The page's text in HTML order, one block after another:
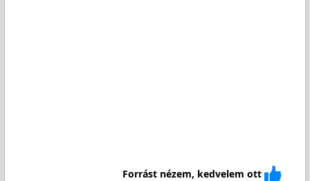
Forrást nézem, kedvelem ott